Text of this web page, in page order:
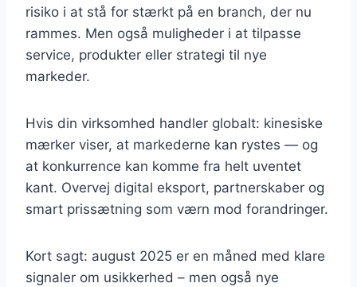
risiko i at stå for stærkt på en branch, der nu
rammes. Men også muligheder i at tilpasse
service, produkter eller strategi til nye
markeder.
Hvis din virksomhed handler globalt: kinesiske
mærker viser, at markederne kan rystes — og
at konkurrence kan komme fra helt uventet
kant. Overvej digital eksport, partnerskaber og
smart prissætning som værn mod forandringer.
Kort sagt: august 2025 er en måned med klare
signaler om usikkerhed – men også nye